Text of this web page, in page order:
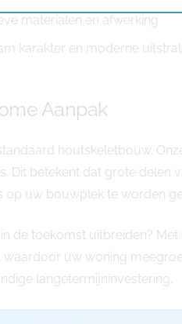
materialen en afwerking
karakter en moderne
Aanpak
houtskeletbouw.
Dit betekent dat grote
op uw bouwplek te worden
de toekomst uitbreiden?
uw woning
langetermijninvestering.